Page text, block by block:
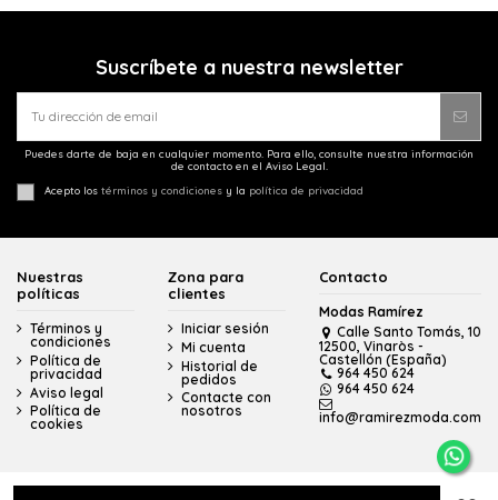
Suscríbete a nuestra newsletter
Puedes darte de baja en cualquier momento. Para ello, consulte nuestra información
de contacto en el Aviso Legal.
Acepto los términos y condiciones y la política de privacidad
Nuestras
políticas
Términos y
condiciones
Política de
privacidad
Aviso legal
Política de
cookies
Zona para
clientes
Iniciar sesión
Mi cuenta
Historial de
pedidos
Contacte con
nosotros
Contacto
Modas Ramírez
Calle Santo Tomás, 10
12500, Vinaròs -
Castellón (España)
964 450 624
964 450 624
info@ramirezmoda.com
© Modas Ramírez - Todos los derechos reservados - Powered by